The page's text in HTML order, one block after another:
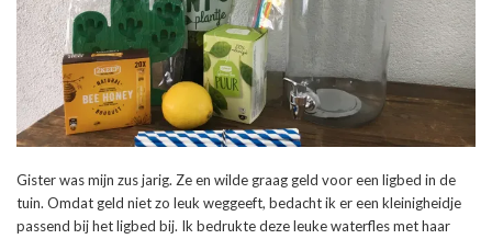
Gister was mijn zus jarig. Ze en wilde graag geld voor een ligbed in de
tuin. Omdat geld niet zo leuk weggeeft, bedacht ik er een kleinigheidje
passend bij het ligbed bij. Ik bedrukte deze leuke waterfles met haar